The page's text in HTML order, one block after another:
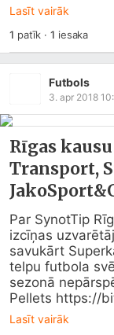
Lasīt vairāk
1 patīk ·1 iesaka
Futbols
3. apr 2018
Rīgas
Transport,
Par SynotTip
izcīņas
savukārt
telpu futbola
sezonā
Pellets https://
Lasīt vairāk